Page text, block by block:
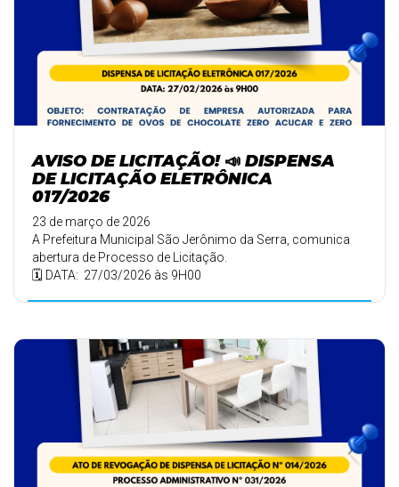
AVISO DE LICITAÇÃO! 📣 DISPENSA
DE LICITAÇÃO ELETRÔNICA
017/2026
23 de março de 2026
A Prefeitura Municipal São Jerônimo da Serra, comunica
abertura de Processo de Licitação.
🗓️ DATA: 27/03/2026 às 9H00